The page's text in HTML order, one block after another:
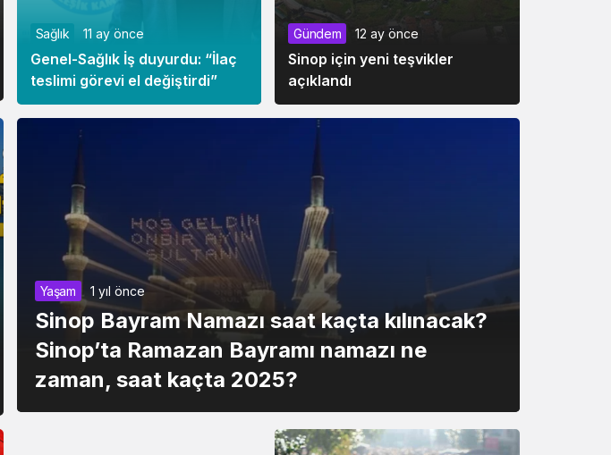
Sağlık 11 ay önce
Genel-Sağlık İş duyurdu: “İlaç
teslimi görevi el değiştirdi”
Gündem 12 ay önce
Sinop için yeni teşvikler
açıklandı
Yaşam 1 yıl önce
Sinop Bayram Namazı saat kaçta kılınacak?
Sinop’ta Ramazan Bayramı namazı ne
zaman, saat kaçta 2025?
Siyaset 1 yıl önce
Bazı illerin milletvekili sayısı